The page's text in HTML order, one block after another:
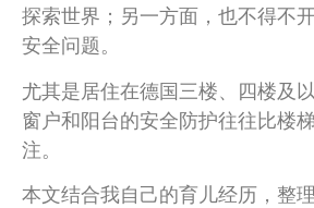
探索世界；另一方面，也不得不
安全问题。
尤其是居住在德国三楼、四楼及
窗户和阳台的安全防护往往比楼
注。
本文结合我自己的育儿经历，整